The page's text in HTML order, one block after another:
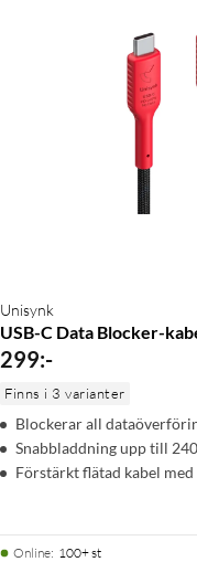
Unisynk
USB-C Data Blocker-
299:-
Finns i 3 varianter
Blockerar all
Snabbladdning upp till
Förstärkt flätad kabel med
Online: 100+ st